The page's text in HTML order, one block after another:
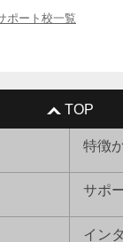
ポート校一覧
TOP
特徴
サポ
イン